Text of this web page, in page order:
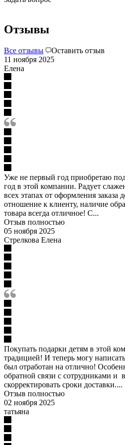
Отзывы
Все отзывы
Оставить отзыв
11 ноября 2025
Елена
Уже не первый год приобретаю
год в этой компании. Радует
всех этапах от оформления заказа
отношение к клиенту, наличие
товара всегда отличное! С...
Отзыв полностью
05 ноября 2025
Стрелкова Елена
Покупать подарки детям в этой
традицией! И теперь могу
был отработан на отлично!
обратной связи с сотрудниками и
скорректировать сроки доставки....
Отзыв полностью
02 ноября 2025
татьяна